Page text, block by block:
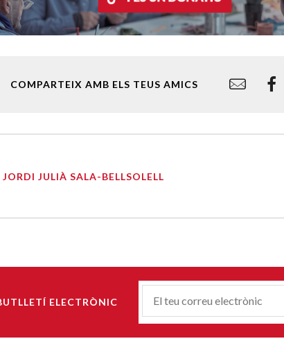
COMPARTEIX AMB ELS TEUS AMICS
JORDI JULIÀ SALA-BELLSOLELL
ELECTRÒNIC
Correu-